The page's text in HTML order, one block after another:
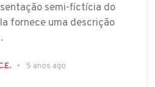
semi-fictícia do
fornece uma descrição
5 anos ago